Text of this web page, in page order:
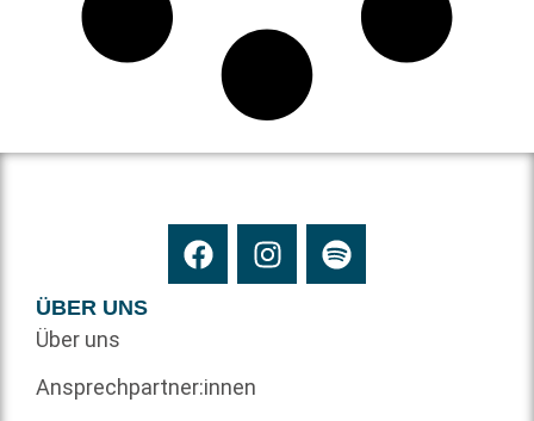
ÜBER UNS
Über uns
Ansprechpartner:innen